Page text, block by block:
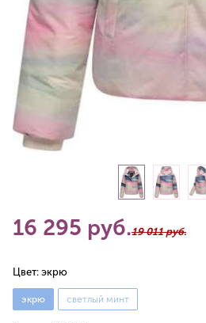
16 295 руб.19 011 руб.
Цвет: экрю
экрю светлый минт